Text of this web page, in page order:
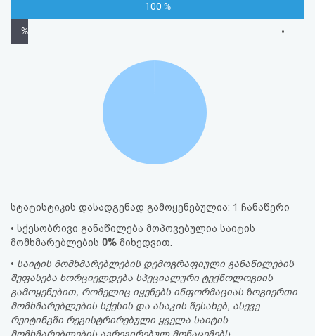
100 %
% •
სტატისტიკის დასადგენად გამოყენებულია: 1 ჩანაწერი
• სქესობრივი განაწილება მოპოვებულია საიტის
მომხმარებლების 0% მიხედვით.
• საიტის მომხმარებლების დემოგრაფიული განაწილების
შეფასება ხორციელდება სპეციალური ტექნოლოგიის
გამოყენებით, რომელიც იყენებს ინფორმაციას ზოგიერთი
მომხმარებლების სქესის და ასაკის შესახებ, ასევე
რეიტინგში რეგისტრირებული ყველა საიტის